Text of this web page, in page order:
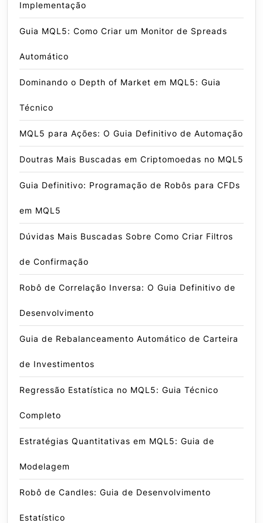
Implementação
Guia MQL5: Como Criar um Monitor de Spreads
Automático
Dominando o Depth of Market em MQL5: Guia
Técnico
MQL5 para Ações: O Guia Definitivo de Automação
Doutras Mais Buscadas em Criptomoedas no MQL5
Guia Definitivo: Programação de Robôs para CFDs
em MQL5
Dúvidas Mais Buscadas Sobre Como Criar Filtros
de Confirmação
Robô de Correlação Inversa: O Guia Definitivo de
Desenvolvimento
Guia de Rebalanceamento Automático de Carteira
de Investimentos
Regressão Estatística no MQL5: Guia Técnico
Completo
Estratégias Quantitativas em MQL5: Guia de
Modelagem
Robô de Candles: Guia de Desenvolvimento
Estatístico